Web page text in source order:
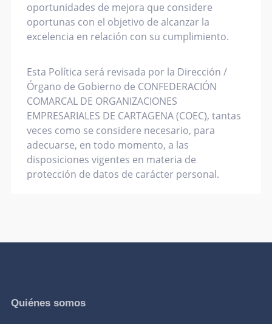
oportunidades de mejora que considere
oportunas con el objetivo de alcanzar la
excelencia en relación con su cumplimiento.
Esta Política será revisada por la Dirección /
Órgano de Gobierno de CONFEDERACIÓN
COMARCAL DE ORGANIZACIONES
EMPRESARIALES DE CARTAGENA (COEC), tantas
veces como se considere necesario, para
adecuarse, en todo momento, a las
disposiciones vigentes en materia de
protección de datos de carácter personal.
Quiénes somos